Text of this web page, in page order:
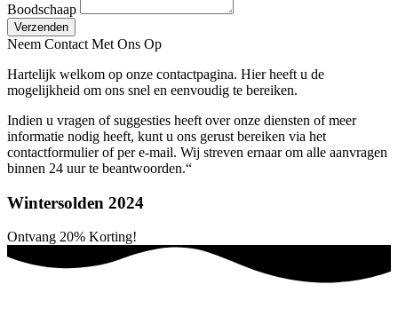
Boodschaap
Verzenden
Neem Contact Met Ons Op
Hartelijk welkom op onze contactpagina. Hier heeft u de
mogelijkheid om ons snel en eenvoudig te bereiken.
Indien u vragen of suggesties heeft over onze diensten of meer
informatie nodig heeft, kunt u ons gerust bereiken via het
contactformulier of per e-mail. Wij streven ernaar om alle aanvragen
binnen 24 uur te beantwoorden.“
Wintersolden 2024
Ontvang 20% Korting!